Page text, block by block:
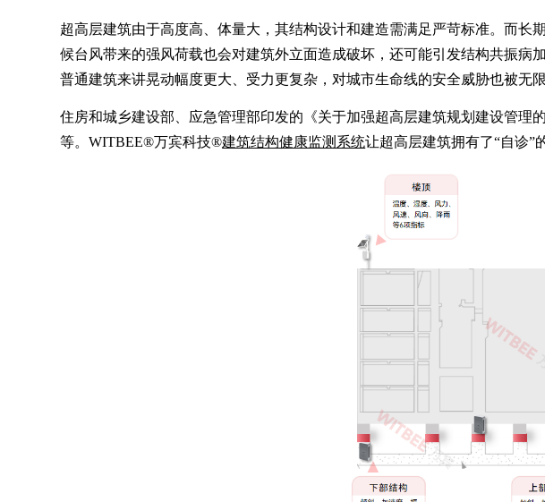
超高层建筑由于高度高、体量大，其结构设计和建造需满足严苛标准。而
候台风带来的强风荷载也会对建筑外立面造成破坏，还可能引发结构共振
普通建筑来讲晃动幅度更大、受力更复杂，对城市生命线的安全威胁也被无限
住房和城乡建设部、应急管理部印发的《关于加强超高层建筑规划建设管
等。WITBEE®万宾科技®建筑结构健康监测系统让超高层建筑拥有了“自诊”